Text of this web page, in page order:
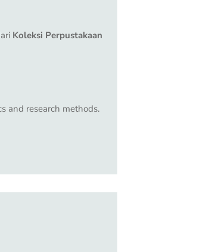
Koleksi Perpustakaan
and research methods.